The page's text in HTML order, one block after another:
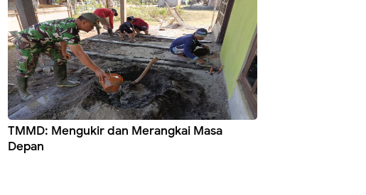
TMMD: Mengukir dan Merangkai Masa
Depan